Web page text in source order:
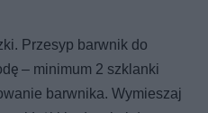
Przesyp barwnik do
– minimum 2 szklanki
barwnika. Wymieszaj